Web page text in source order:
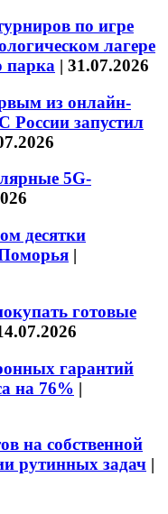
по игре
лагере
парка | 31.07.2026
из онлайн-
России запустил
5G-
десятки
|
готовые
гарантий
на 76% |
на собственной
рутинных задач |